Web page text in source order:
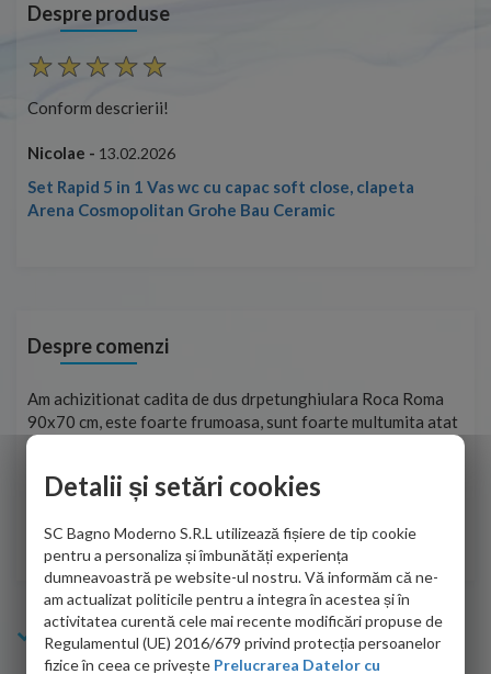
Despre produse
Conform descrierii!
Nicolae - 13.02.2026
Set Rapid 5 in 1 Vas wc cu capac soft close, clapeta
Arena Cosmopolitan Grohe Bau Ceramic
Despre comenzi
Am achizitionat cadita de dus drpetunghiulara Roca Roma
90x70 cm, este foarte frumoasa, sunt foarte multumita atat
de personalul firmei dvs. cu care am colaborat in obtinerea
adus coletul in siguranta.Numai bine, va doresc!
Sofrone Viviana -28.07.2026
Info Bagno
Detalii și setări cookies
SC Bagno Moderno S.R.L utilizează fișiere de tip cookie
pentru a personaliza și îmbunătăți experiența
dumneavoastră pe website-ul nostru. Vă informăm că ne-
am actualizat politicile pentru a integra în acestea și în
activitatea curentă cele mai recente modificări propuse de
Regulamentul (UE) 2016/679 privind protecția persoanelor
fizice în ceea ce privește Prelucrarea Datelor cu